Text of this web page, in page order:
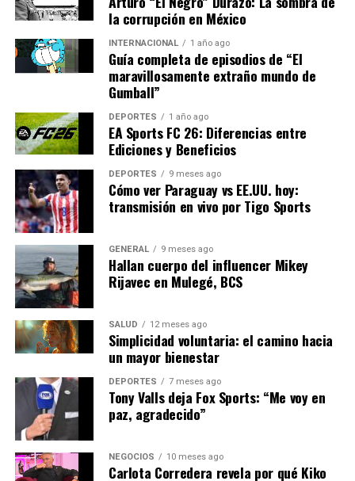
Con una nueva temporada de LaLiga EA Sports en
marcha, los aficionados de todo el mundo estarán
atentos a cada movimiento en el campo, esperando ver
si el Real Madrid puede reafirmar su estatus como uno
de los favoritos al título.
Este partido no solo marca el inicio de la temporada,
sino que también establece el tono para lo que promete
ser una emocionante campaña en la máxima categoría
del fútbol español.
SIGUIENTE
Real Madrid vs Osasuna: Inicio de LaLiga con Nuevas
Caras
ANTERIOR
Real Madrid inicia LaLiga contra Osasuna: Horarios y
análisis
Editorial
Nuestro equipo editorial no solo informa las noticias: las vive.
la corrupción en México
INTERNACIONAL 1 año ago
Guía completa de episodios de “El
maravillosamente extraño mundo de
Gumball”
DEPORTES 1 año ago
EA Sports FC 26: Diferencias entre
Ediciones y Beneficios
DEPORTES 9 meses ago
Cómo ver Paraguay vs EE.UU. hoy:
transmisión en vivo por Tigo Sports
GENERAL 9 meses ago
Hallan cuerpo del influencer Mikey
Rijavec en Mulegé, BCS
SALUD 12 meses ago
Simplicidad voluntaria: el camino hacia
un mayor bienestar
DEPORTES 7 meses ago
Tony Valls deja Fox Sports: “Me voy en
paz, agradecido”
NEGOCIOS 10 meses ago
Carlota Corredera revela por qué Kiko